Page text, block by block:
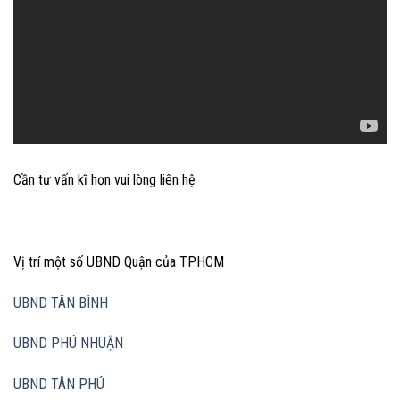
Cần tư vấn kĩ hơn vui lòng liên hệ
Vị trí một số UBND Quận của TPHCM
UBND TÂN BÌNH
UBND PHÚ NHUẬN
UBND TÂN PHÚ